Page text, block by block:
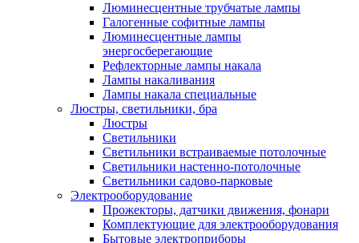
Люминесцентные трубчатые лампы
Галогенные софитные лампы
Люминесцентные лампы
энергосберегающие
Рефлекторные лампы накала
Лампы накаливания
Лампы накала специальные
Люстры, светильники, бра
Люстры
Светильники
Светильники встраиваемые потолочные
Светильники настенно-потолочные
Светильники садово-парковые
Электрооборудование
Прожекторы, датчики движения, фонари
Комплектующие для электрооборудования
Бытовые электроприборы